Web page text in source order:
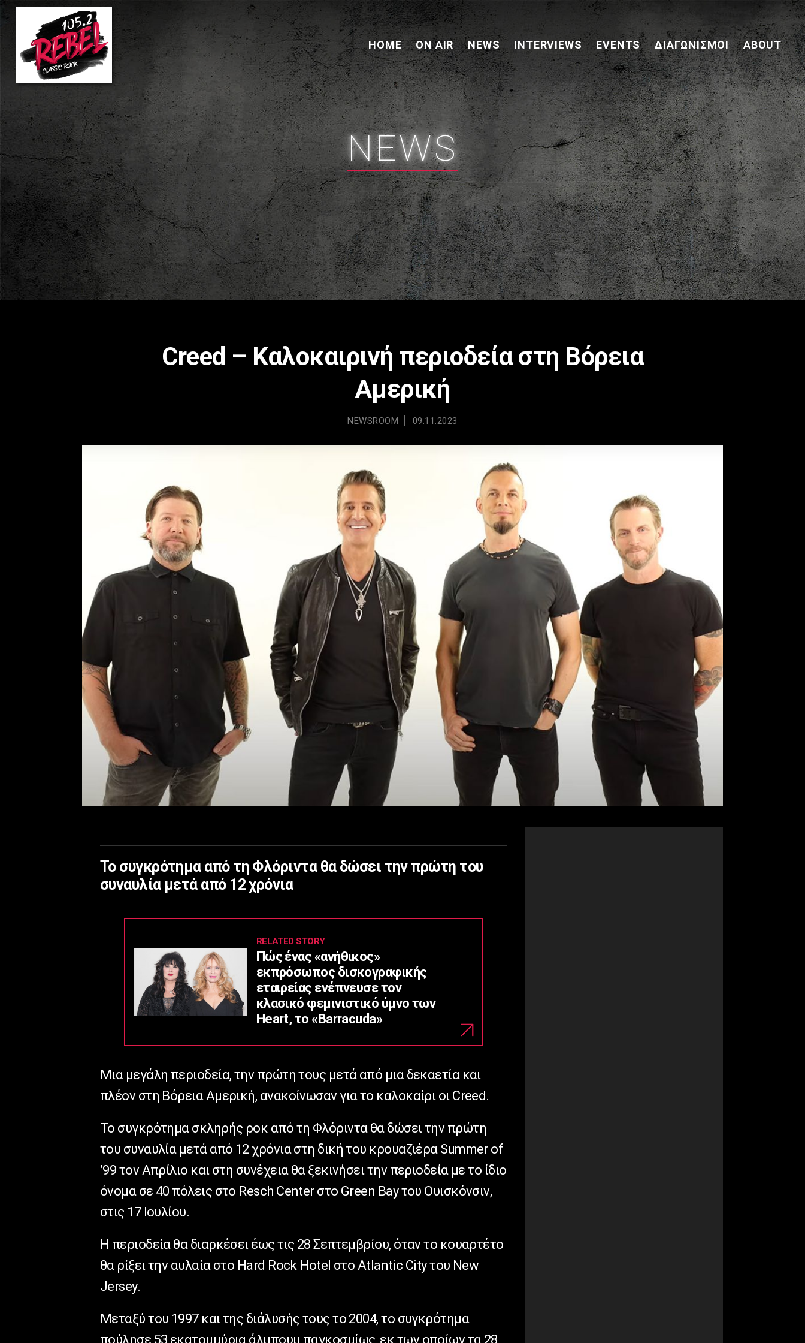
HOME ON AIR NEWS INTERVIEWS EVENTS ΔΙΑΓΩΝΙΣΜΟΊ ABOUT
NEWS
Creed – Καλοκαιρινή περιοδεία στη Βόρεια
Αμερική
NEWSROOM 09.11.2023
Το συγκρότημα από τη Φλόριντα θα δώσει την πρώτη του
συναυλία μετά από 12 χρόνια
RELATED STORY
Πώς ένας «ανήθικος»
εκπρόσωπος δισκογραφικής
εταιρείας ενέπνευσε τον
κλασικό φεμινιστικό ύμνο των
Heart, το «Barracuda»
Μια μεγάλη περιοδεία, την πρώτη τους μετά από μια δεκαετία και
πλέον στη Βόρεια Αμερική, ανακοίνωσαν για το καλοκαίρι οι Creed.
Το συγκρότημα σκληρής ροκ από τη Φλόριντα θα δώσει την πρώτη
του συναυλία μετά από 12 χρόνια στη δική του κρουαζιέρα Summer of
’99 τον Απρίλιο και στη συνέχεια θα ξεκινήσει την περιοδεία με το ίδιο
όνομα σε 40 πόλεις στο Resch Center στο Green Bay του Ουισκόνσιν,
στις 17 Ιουλίου.
Η περιοδεία θα διαρκέσει έως τις 28 Σεπτεμβρίου, όταν το κουαρτέτο
θα ρίξει την αυλαία στο Hard Rock Hotel στο Atlantic City του New
Jersey.
Μεταξύ του 1997 και της διάλυσής τους το 2004, το συγκρότημα
πούλησε 53 εκατομμύρια άλμπουμ παγκοσμίως, εκ των οποίων τα 28